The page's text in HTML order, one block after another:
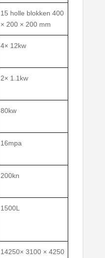
15 holle blokken 400
× 200 × 200 mm
4× 12kw
2× 1.1kw
80kw
16mpa
200kn
1500L
14250× 3100 × 4250